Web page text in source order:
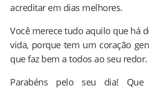
acreditar em dias melhores.
Você merece tudo aquilo que há
vida, porque tem um coração
que faz bem a todos ao seu redor.
Parabéns pelo seu dia! Que